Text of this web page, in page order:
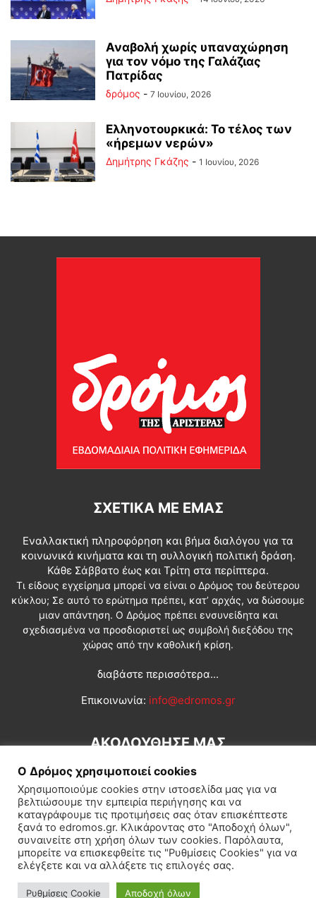
Αναβολή χωρίς υπαναχώρηση
για τον νόμο της Γαλάζιας
Πατρίδας
δρόμος - 7 Ιουνίου, 2026
Ελληνοτουρκικά: Το τέλος των
«ήρεμων νερών»
Δημήτρης Γκάζης - 1 Ιουνίου, 2026
ΣΧΕΤΙΚΆ ΜΕ ΕΜΆΣ
Εναλλακτική πληροφόρηση και βήμα διαλόγου για τα
κοινωνικά κινήματα και τη συλλογική πολιτική δράση.
Κάθε Σάββατο έως και Τρίτη στα περίπτερα.
Τι είδους εγχείρημα μπορεί να είναι ο Δρόμος του δεύτερου
κύκλου; Σε αυτό το ερώτημα πρέπει, κατ’ αρχάς, να δώσουμε
μιαν απάντηση. Ο Δρόμος πρέπει ενσυνείδητα και
σχεδιασμένα να προσδιοριστεί ως συμβολή διεξόδου της
χώρας από την καθολική κρίση.
διαβάστε περισσότερα...
Επικοινωνία: info@edromos.gr
ΑΚΟΛΟΥΘΗΣΕ ΜΑΣ
Εγγραφή συνδρομητή Πολιτική Διεθνή Κοινωνία
Πολιτισμός Αφιερώματα
Ο Δρόμος χρησιμοποιεί cookies
Χρησιμοποιούμε cookies στην ιστοσελίδα μας για να
βελτιώσουμε την εμπειρία περιήγησης και να
καταγράφουμε τις προτιμήσεις σας όταν επισκέπτεστε
ξανά το edromos.gr. Κλικάροντας στο "Αποδοχή όλων",
συναινείτε στη χρήση όλων των cookies. Παρόλαυτα,
μπορείτε να επισκεφθείτε τις "Ρυθμίσεις Cookies" για να
ελέγξετε και να αλλάξετε τις επιλογές σας.
Ρυθμίσεις Cookie Αποδοχή όλων